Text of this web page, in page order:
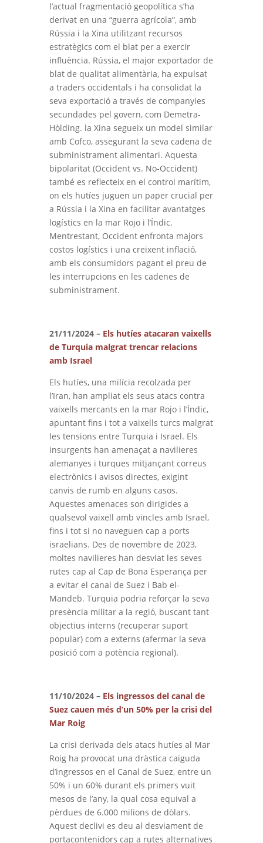
l’actual fragmentació geopolítica s’ha
derivat en una “guerra agrícola”, amb
Rússia i la Xina utilitzant recursos
estratègics com el blat per a exercir
influència. Rússia, el major exportador de
blat de qualitat alimentària, ha expulsat
a traders occidentals i ha consolidat la
seva exportació a través de companyies
secundades pel govern, com Demetra-
Hòlding. la Xina segueix un model similar
amb Cofco, assegurant la seva cadena de
subministrament alimentari. Aquesta
bipolaritat (Occident vs. No-Occident)
també es reflecteix en el control marítim,
on els hutíes juguen un paper crucial per
a Rússia i la Xina en facilitar avantatges
logístics en la mar Rojo i l’Índic.
Mentrestant, Occident enfronta majors
costos logístics i una creixent inflació,
amb els consumidors pagant el preu de
les interrupcions en les cadenes de
subministrament.
21/11/2024 – Els hutíes atacaran vaixells
de Turquia malgrat trencar relacions
amb Israel
Els hutíes, una milícia recolzada per
l’Iran, han ampliat els seus atacs contra
vaixells mercants en la mar Rojo i l’Índic,
apuntant fins i tot a vaixells turcs malgrat
les tensions entre Turquia i Israel. Els
insurgents han amenaçat a navilieres
alemanyes i turques mitjançant correus
electrònics i avisos directes, exigint
canvis de rumb en alguns casos.
Aquestes amenaces son dirigides a
qualsevol vaixell amb vincles amb Israel,
fins i tot si no naveguen cap a ports
israelians. Des de novembre de 2023,
moltes navilieres han desviat les seves
rutes cap al Cap de Bona Esperança per
a evitar el canal de Suez i Bab el-
Mandeb. Turquia podria reforçar la seva
presència militar a la regió, buscant tant
objectius interns (recuperar suport
popular) com a externs (afermar la seva
posició com a potència regional).
11/10/2024 – Els ingressos del canal de
Suez cauen més d’un 50% per la crisi del
Mar Roig
La crisi derivada dels atacs hutíes al Mar
Roig ha provocat una dràstica caiguda
d’ingressos en el Canal de Suez, entre un
50% i un 60% durant els primers vuit
mesos de l’any, la qual cosa equival a
pèrdues de 6.000 milions de dòlars.
Aquest declivi es deu al desviament de
portacontenidors cap a rutes alternatives